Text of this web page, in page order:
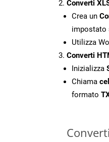
Converti
Crea un
impostato
Utilizza
Converti
Inizializza
Chiama
formato